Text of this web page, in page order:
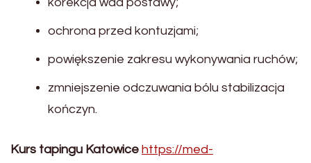
ochrona przed kontuzjami;
powiększenie zakresu wykonywania ruchów;
zmniejszenie odczuwania bólu stabilizacja
kończyn.
Kurs tapingu Katowice https://med-